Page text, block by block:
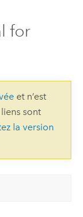
for
et n’est
sont
la version